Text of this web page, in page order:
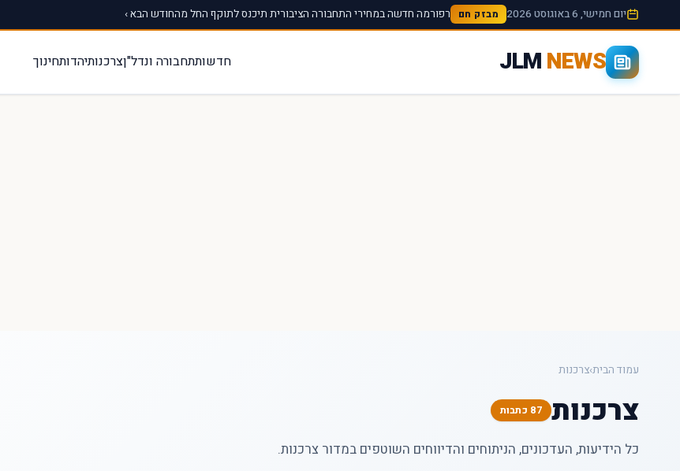
יום חמישי, 6 באוגוסט 2026 מבזק חם רפורמה חדשה במחירי התחבורה הציבורית תיכנס לתוקף החל מהחודש הבא ›
JLMNEWS חדשותתחבורה ונדל"ןצרכנותיהדותחינוך
עמוד הבית›צרכנות
צרכנות 87 כתבות
כל הידיעות, העדכונים, הניתוחים והדיווחים השוטפים במדור צרכנות.